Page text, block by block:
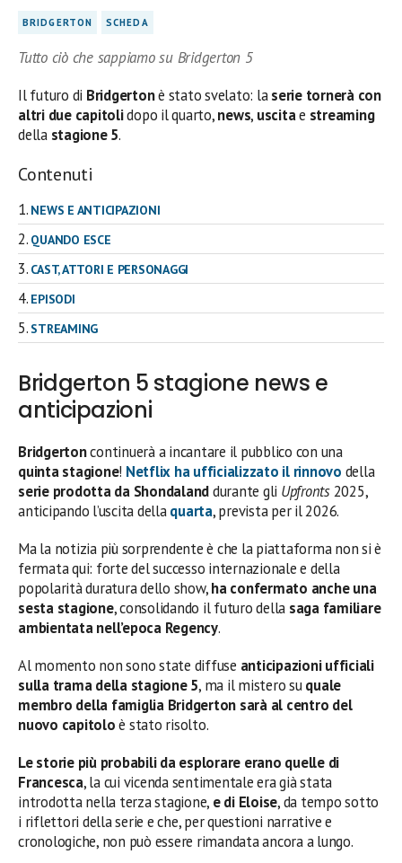
BRIDGERTON SCHEDA
Tutto ciò che sappiamo su Bridgerton 5
Il futuro di Bridgertonè stato svelato: laserie tornerà con
altri due capitolidopo il quarto,news, uscitae streaming
della stagione 5.
Contenuti
NEWS E ANTICIPAZIONI
QUANDO ESCE
CAST, ATTORI E PERSONAGGI
EPISODI
STREAMING
Bridgerton 5 stagione news e
anticipazioni
Bridgertoncontinuerà a incantare il pubblico con una
quinta stagione! Netflix ha ufficializzato il rinnovo della
serie prodotta da Shondalanddurante gli Upfronts2025,
anticipando l’uscita dellaquarta, prevista per il 2026.
Ma la notizia più sorprendente è che la piattaforma non si è
fermata qui: forte del successo internazionale e della
popolarità duratura dello show,ha confermato anche una
sesta stagione, consolidando il futuro della saga familiare
ambientata nell’epoca Regency.
Al momento non sono state diffuse anticipazioni ufficiali
sulla trama della stagione 5, ma il mistero suquale
membro della famiglia Bridgerton sarà al centro del
nuovo capitoloè stato risolto.
Le storie più probabili da esplorare erano quelle di
Francesca, la cui vicenda sentimentale era già stata
introdotta nella terza stagione, e di Eloise, da tempo sotto
i riflettori della serie e che, per questioni narrative e
cronologiche, non può essere rimandata ancora a lungo.